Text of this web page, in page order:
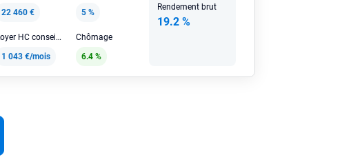
22 460 €
5 %
Loyer HC conseillé
1 043 €/mois
Chômage
6.4 %
Rendement brut
19.2 %